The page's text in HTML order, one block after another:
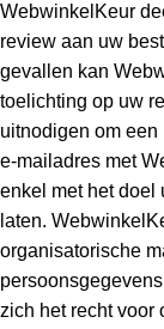
WebwinkelKeur
review aan uw
gevallen kan
toelichting op uw
uitnodigen om
e-mailadres met
enkel met het doel
laten.
organisatorische
zich het recht voor